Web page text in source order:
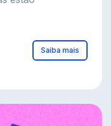
Saiba mais